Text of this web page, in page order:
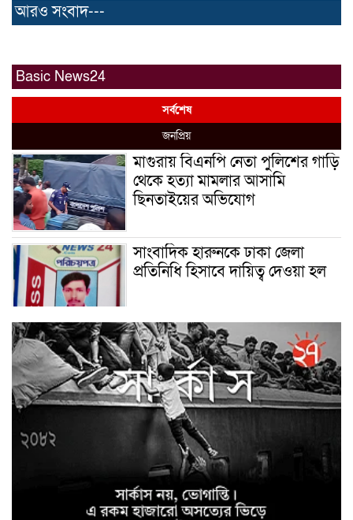
আরও সংবাদ---
Basic News24
সর্বশেষ
জনপ্রিয়
মাগুরায় বিএনপি নেতা পুলিশের গাড়ি
থেকে হত্যা মামলার আসামি
ছিনতাইয়ের অভিযোগ
সাংবাদিক হারুনকে ঢাকা জেলা
প্রতিনিধি হিসাবে দায়িত্ব দেওয়া হল
বিশ্ব বাঘ দিবস উপলক্ষে
বুড়িগোয়ালিনীতে লির্ডাসের
আয়োজনে আলোচনা সভা অনুষ্ঠিত
সাইবার ক্রাইম ইনভেস্টিগেশন সেল,
উদ্যোগে উদ্ধারকৃত আইফোন সহ
৩৫টি মোবাইল ফোন ও বিকাশ
প্রতারণার ৫০,০০০/- হস্তান্তর
মাগুরা জেলা পুলিশ সুপারের উদ্যোগে